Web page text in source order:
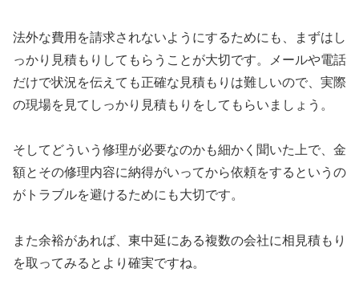
法外な費用を請求されないようにするためにも、まずはし
っかり見積もりしてもらうことが大切です。メールや電話
だけで状況を伝えても正確な見積もりは難しいので、実際
の現場を見てしっかり見積もりをしてもらいましょう。
そしてどういう修理が必要なのかも細かく聞いた上で、金
額とその修理内容に納得がいってから依頼をするというの
がトラブルを避けるためにも大切です。
また余裕があれば、東中延にある複数の会社に相見積もり
を取ってみるとより確実ですね。